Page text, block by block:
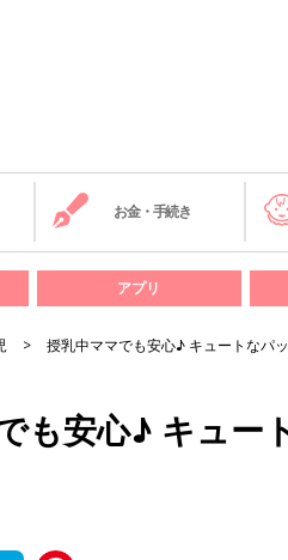
お金・手続き
アプリ
授乳中ママでも安心♪ キュートなパ
も安心♪ キュー